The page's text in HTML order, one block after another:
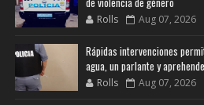
Rolls Aug 07, 2026
Rápidas intervenciones
agua, un parlante y
Rolls Aug 07, 2026